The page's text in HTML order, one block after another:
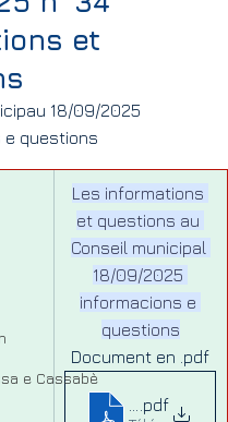
e Cassabè
et
18/09/2025
e questions
Les informations
et questions au
Conseil municipal
18/09/2025
informacions e
questions
Document en .pdf
Notre
.pdf